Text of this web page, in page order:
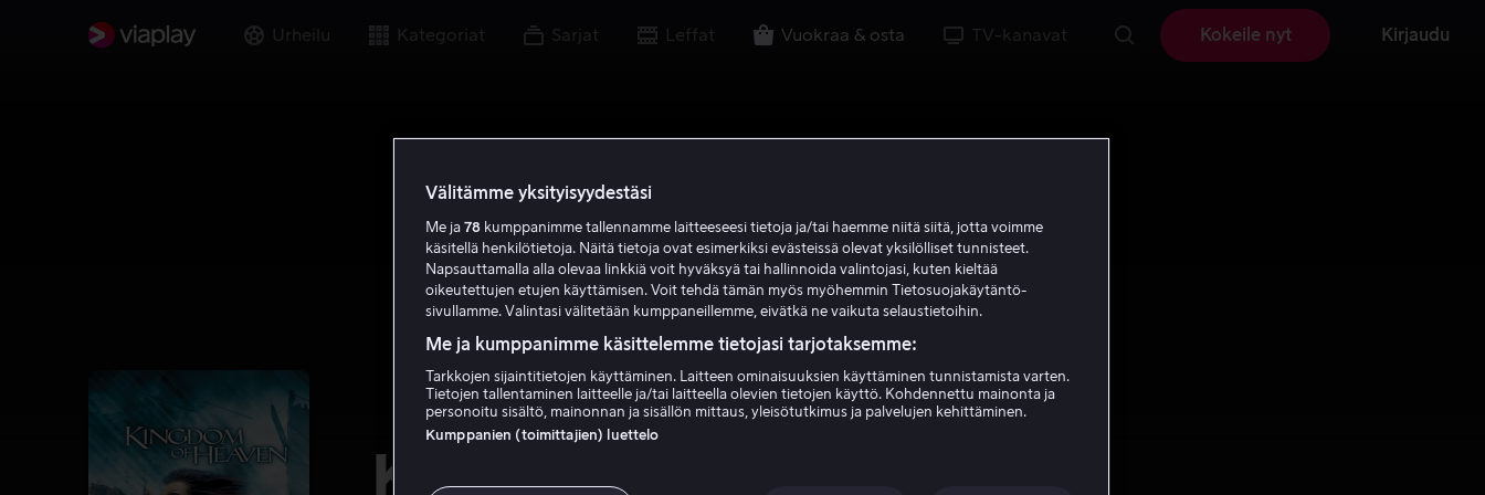
Urheilu Kategoriat Sarjat Leffat Vuokraa & osta TV-kanavat Kokeile nyt Kirjaudu
Kingdom of Heaven -
Välitämme yksityisyydestäsi
Me ja 78 kumppanimme tallennamme laitteeseesi tietoja ja/tai haemme niitä siitä, jotta voimme
käsitellä henkilötietoja. Näitä tietoja ovat esimerkiksi evästeissä olevat yksilölliset tunnisteet.
Napsauttamalla alla olevaa linkkiä voit hyväksyä tai hallinnoida valintojasi, kuten kieltää
oikeutettujen etujen käyttämisen. Voit tehdä tämän myös myöhemmin Tietosuojakäytäntö-
sivullamme. Valintasi välitetään kumppaneillemme, eivätkä ne vaikuta selaustietoihin.
Me ja kumppanimme käsittelemme tietojasi tarjotaksemme:
Tarkkojen sijaintitietojen käyttäminen. Laitteen ominaisuuksien käyttäminen tunnistamista varten.
Tietojen tallentaminen laitteelle ja/tai laitteella olevien tietojen käyttö. Kohdennettu mainonta ja
personoitu sisältö, mainonnan ja sisällön mittaus, yleisötutkimus ja palvelujen kehittäminen.
Kumppanien (toimittajien) luettelo